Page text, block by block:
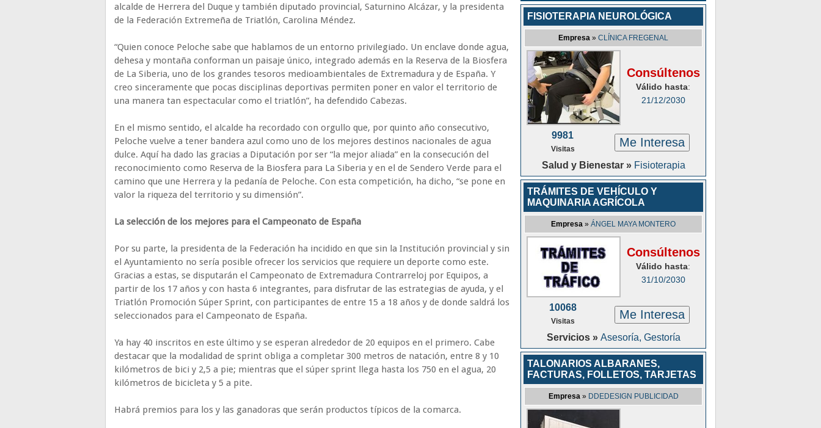
alcalde de Herrera del Duque y también diputado provincial, Saturnino Alcázar, y la presidenta
de la Federación Extremeña de Triatlón, Carolina Méndez.
“Quien conoce Peloche sabe que hablamos de un entorno privilegiado. Un enclave donde agua,
dehesa y montaña conforman un paisaje único, integrado además en la Reserva de la Biosfera
de La Siberia, uno de los grandes tesoros medioambientales de Extremadura y de España. Y
creo sinceramente que pocas disciplinas deportivas permiten poner en valor el territorio de
una manera tan espectacular como el triatlón”, ha defendido Cabezas.
En el mismo sentido, el alcalde ha recordado con orgullo que, por quinto año consecutivo,
Peloche vuelve a tener bandera azul como uno de los mejores destinos nacionales de agua
dulce. Aquí ha dado las gracias a Diputación por ser “la mejor aliada” en la consecución del
reconocimiento como Reserva de la Biosfera para La Siberia y en el de Sendero Verde para el
camino que une Herrera y la pedanía de Peloche. Con esta competición, ha dicho, “se pone en
valor la riqueza del territorio y su dimensión”.
La selección de los mejores para el Campeonato de España
Por su parte, la presidenta de la Federación ha incidido en que sin la Institución provincial y sin
el Ayuntamiento no sería posible ofrecer los servicios que requiere un deporte como este.
Gracias a estas, se disputarán el Campeonato de Extremadura Contrarreloj por Equipos, a
partir de los 17 años y con hasta 6 integrantes, para disfrutar de las estrategias de ayuda, y el
Triatlón Promoción Súper Sprint, con participantes de entre 15 a 18 años y de donde saldrá los
seleccionados para el Campeonato de España.
Ya hay 40 inscritos en este último y se esperan alrededor de 20 equipos en el primero. Cabe
destacar que la modalidad de sprint obliga a completar 300 metros de natación, entre 8 y 10
kilómetros de bici y 2,5 a pie; mientras que el súper sprint llega hasta los 750 en el agua, 20
kilómetros de bicicleta y 5 a pite.
Habrá premios para los y las ganadoras que serán productos típicos de la comarca.
FISIOTERAPIA NEUROLÓGICA
Empresa » CLÍNICA FREGENAL
Consúltenos
Válido hasta:
21/12/2030
9981
Visitas Me Interesa
Salud y Bienestar » Fisioterapia
TRÁMITES DE VEHÍCULO Y
MAQUINARIA AGRÍCOLA
Empresa » ÁNGEL MAYA MONTERO
Consúltenos
Válido hasta:
31/10/2030
10068
Visitas Me Interesa
Servicios » Asesoría, Gestoría
TALONARIOS ALBARANES,
FACTURAS, FOLLETOS, TARJETAS
Empresa » DDEDESIGN PUBLICIDAD